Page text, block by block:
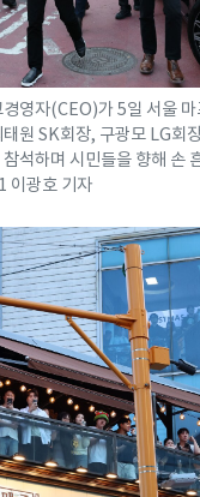
영자(CEO)가 5일 서울
원 SK회장, 구광모 LG회
석하며 시민들을 향해 손
이광호 기자